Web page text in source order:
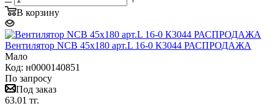
В корзину
Вентилятор NCB 45х180 арт.L 16-0 К3044 РАСПРОДАЖА
Мало
Код: н0000140851
По запросу
Под заказ
63.01 тг.